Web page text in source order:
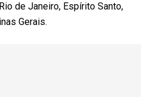
de Janeiro, Espírito Santo,
Gerais.